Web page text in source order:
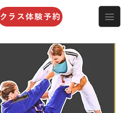
クラス体験予約